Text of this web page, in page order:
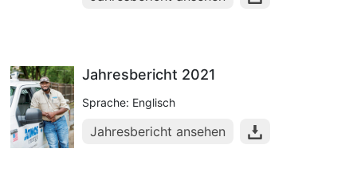
Jahresbericht 2021
Sprache: Englisch
Jahresbericht ansehen